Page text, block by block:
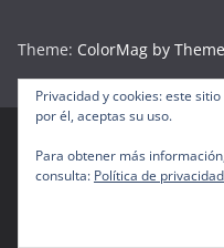
Theme: ColorMag by
Copyright © 2026
por
Privacidad y cookies: este
por él, aceptas su uso.
Para obtener más
consulta: Política de